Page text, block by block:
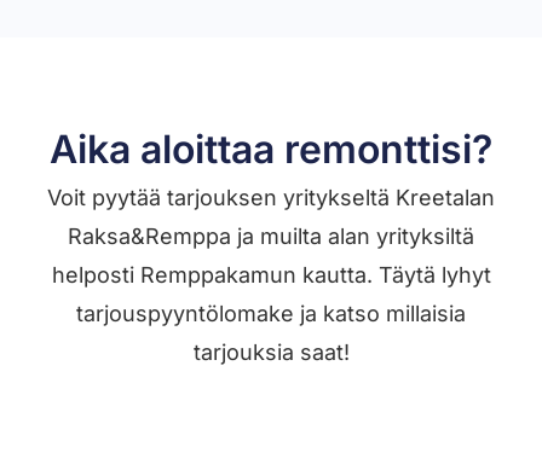
Aika aloittaa remonttisi?
Voit pyytää tarjouksen yritykseltä Kreetalan
Raksa&Remppa ja muilta alan yrityksiltä
helposti Remppakamun kautta. Täytä lyhyt
tarjouspyyntölomake ja katso millaisia
tarjouksia saat!